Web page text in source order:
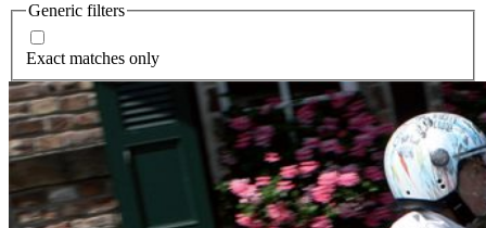
Generic filters
Exact matches only